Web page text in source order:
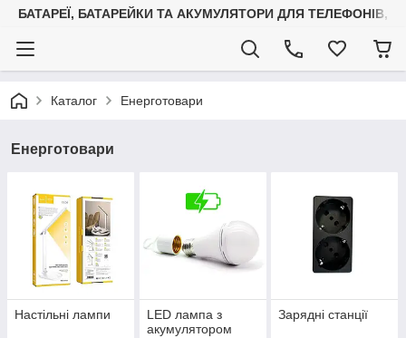
БАТАРЕЇ, БАТАРЕЙКИ ТА АКУМУЛЯТОРИ ДЛЯ ТЕЛЕФОНІВ,
Каталог Енерготовари
Енерготовари
Настільні лампи
LED лампа з
акумулятором
Зарядні станції